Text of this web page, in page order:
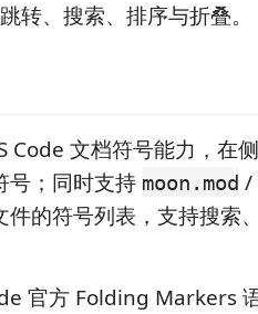
转、搜索、排序与折叠。
Code 文档符号能力，在
；同时支持 moon.mod /
件的符号列表，支持搜索
官方 Folding Markers